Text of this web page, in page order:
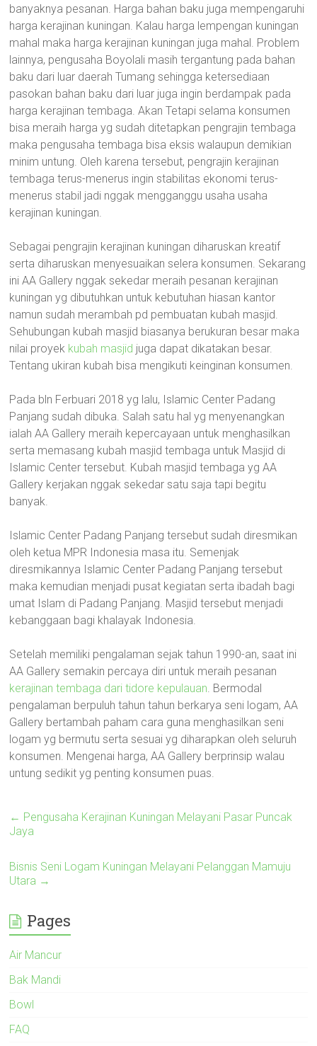
banyaknya pesanan. Harga bahan baku juga mempengaruhi
harga kerajinan kuningan. Kalau harga lempengan kuningan
mahal maka harga kerajinan kuningan juga mahal. Problem
lainnya, pengusaha Boyolali masih tergantung pada bahan
baku dari luar daerah Tumang sehingga ketersediaan
pasokan bahan baku dari luar juga ingin berdampak pada
harga kerajinan tembaga. Akan Tetapi selama konsumen
bisa meraih harga yg sudah ditetapkan pengrajin tembaga
maka pengusaha tembaga bisa eksis walaupun demikian
minim untung. Oleh karena tersebut, pengrajin kerajinan
tembaga terus-menerus ingin stabilitas ekonomi terus-
menerus stabil jadi nggak mengganggu usaha usaha
kerajinan kuningan.
Sebagai pengrajin kerajinan kuningan diharuskan kreatif
serta diharuskan menyesuaikan selera konsumen. Sekarang
ini AA Gallery nggak sekedar meraih pesanan kerajinan
kuningan yg dibutuhkan untuk kebutuhan hiasan kantor
namun sudah merambah pd pembuatan kubah masjid.
Sehubungan kubah masjid biasanya berukuran besar maka
nilai proyek kubah masjid juga dapat dikatakan besar.
Tentang ukiran kubah bisa mengikuti keinginan konsumen.
Pada bln Ferbuari 2018 yg lalu, Islamic Center Padang
Panjang sudah dibuka. Salah satu hal yg menyenangkan
ialah AA Gallery meraih kepercayaan untuk menghasilkan
serta memasang kubah masjid tembaga untuk Masjid di
Islamic Center tersebut. Kubah masjid tembaga yg AA
Gallery kerjakan nggak sekedar satu saja tapi begitu
banyak.
Islamic Center Padang Panjang tersebut sudah diresmikan
oleh ketua MPR Indonesia masa itu. Semenjak
diresmikannya Islamic Center Padang Panjang tersebut
maka kemudian menjadi pusat kegiatan serta ibadah bagi
umat Islam di Padang Panjang. Masjid tersebut menjadi
kebanggaan bagi khalayak Indonesia.
Setelah memiliki pengalaman sejak tahun 1990-an, saat ini
AA Gallery semakin percaya diri untuk meraih pesanan
kerajinan tembaga dari tidore kepulauan. Bermodal
pengalaman berpuluh tahun tahun berkarya seni logam, AA
Gallery bertambah paham cara guna menghasilkan seni
logam yg bermutu serta sesuai yg diharapkan oleh seluruh
konsumen. Mengenai harga, AA Gallery berprinsip walau
untung sedikit yg penting konsumen puas.
← Pengusaha Kerajinan Kuningan Melayani Pasar Puncak
Jaya
Bisnis Seni Logam Kuningan Melayani Pelanggan Mamuju
Utara →
Pages
Air Mancur
Bak Mandi
Bowl
FAQ